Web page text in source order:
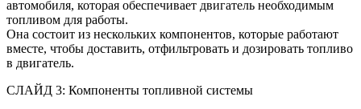
автомобиля, которая обеспечивает двигатель необходимым
топливом для работы.
Она состоит из нескольких компонентов, которые работают
вместе, чтобы доставить, отфильтровать и дозировать топливо
в двигатель.
СЛАЙД 3: Компоненты топливной системы